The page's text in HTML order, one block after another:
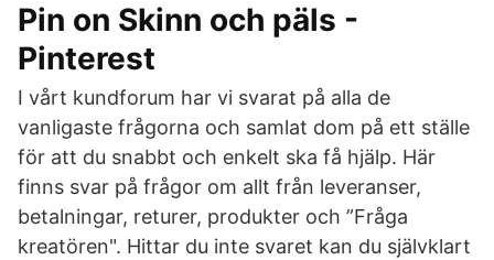
Pin on Skinn och päls -
Pinterest
I vårt kundforum har vi svarat på alla de
vanligaste frågorna och samlat dom på ett ställe
för att du snabbt och enkelt ska få hjälp. Här
finns svar på frågor om allt från leveranser,
betalningar, returer, produkter och ”Fråga
kreatören". Hittar du inte svaret kan du självklart